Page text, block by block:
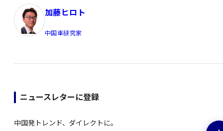
加藤ヒロト
中国車研究家
ニュースレターに登録
中国発トレンド、ダイレクトに。